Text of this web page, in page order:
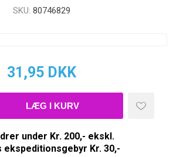
SKU: 80746829
31,95 DKK
under Kr. 200,- ekskl.
Kr. 30,-